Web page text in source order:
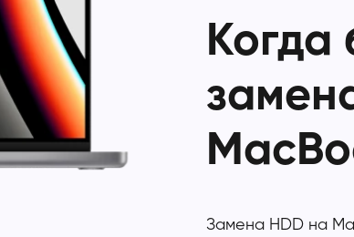
Когда
Замена HDD на